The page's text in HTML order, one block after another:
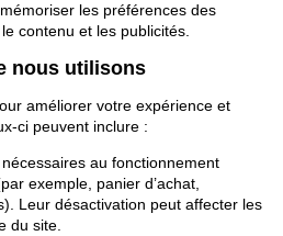
les préférences des
contenu et les publicités.
nous utilisons
améliorer votre expérience et
ci peuvent inclure :
nécessaires au fonctionnement
exemple, panier d’achat,
Leur désactivation peut affecter les
du site.